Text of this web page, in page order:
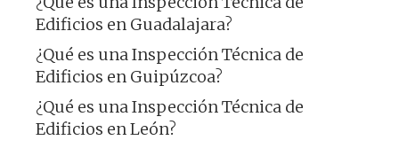
Edificios en Guadalajara?
¿Qué es una Inspección Técnica de
Edificios en Guipúzcoa?
¿Qué es una Inspección Técnica de
Edificios en León?